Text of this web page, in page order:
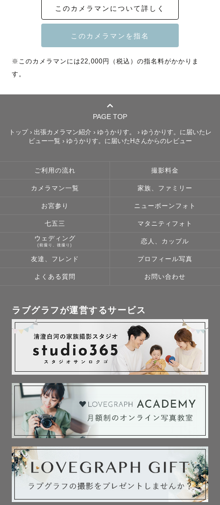
カメラマンになって7年、ウエディング・マタニティフォト
から始まり
ニューボーン〜七五三　まで同じご家族様を撮影させてい
ただけることが多いです！
数回の撮影を経て一緒に思い出話をしたり、家族の成長を
写真と共に見守らせて頂いております🕊️
という思いで19歳の時にカメラを始め
いつかの未来で、「この時を写真に残しててよかった」
と思ってもらえるようなお写真を残していきたいです✽
かしこまった写真だけでなく、お子様がその日のいつもと
そわそわして緊張している姿、時には嫌がって泣いてしま
う姿、
また、笑顔で駆け回るありのままの今の姿を残しておりま
素敵な日になるように、少しでもお子様と仲良くなるため
しっかりとヒアリングを行っておりますので事前のやりと
りが多くなります。
予めご了承ください。
お昼前後の時間帯は神社が混み合いますので、9時スタート
や14時以降がおすすめです✨
【貸出可能小物】
女の子：番傘・手毬
男の子：番傘・剣
このカメラマンについて詳しく
※このカメラマンには22,000円（税込）の指名料がかかりま
す。
PAGE TOP
トップ› 出張カメラマン紹介 › ゆうかりす。 › ゆうかりす。に届いたレ
ビュー一覧 › ゆうかりす。に届いたHさんからのレビュー
ご利用の流れ 撮影料金
カメラマン一覧 家族、ファミリー
お宮参り ニューボーンフォト
七五三 マタニティフォト
ウェディング
(前撮り、後撮り)
恋人、カップル
友達、フレンド プロフィール写真
よくある質問 お問い合わせ
ラブグラフが運営するサービス